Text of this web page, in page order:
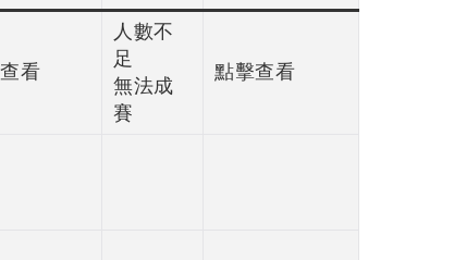
看
人數不
足
無法成
賽
點擊查看